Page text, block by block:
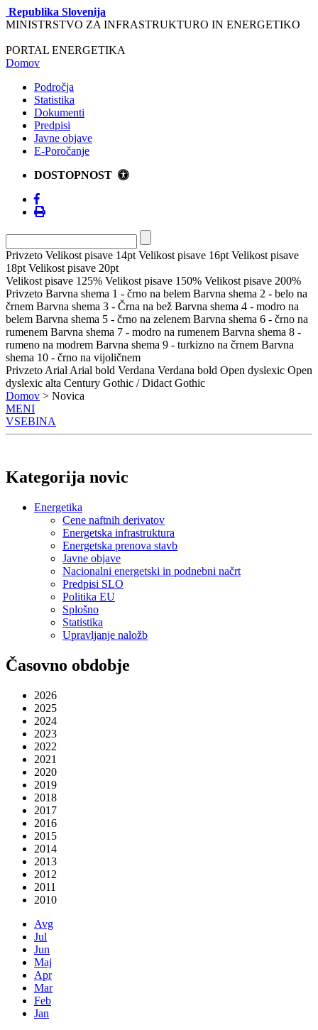
Republika Slovenija
MINISTRSTVO ZA INFRASTRUKTURO IN ENERGETIKO
PORTAL ENERGETIKA
Domov
Področja
Statistika
Dokumenti
Predpisi
Javne objave
E-Poročanje
DOSTOPNOST
Privzeto Velikost pisave 14pt Velikost pisave 16pt Velikost pisave
18pt Velikost pisave 20pt
Velikost pisave 125% Velikost pisave 150% Velikost pisave 200%
Privzeto Barvna shema 1 - črno na belem Barvna shema 2 - belo na
črnem Barvna shema 3 - Črna na bež Barvna shema 4 - modro na
belem Barvna shema 5 - črno na zelenem Barvna shema 6 - črno na
rumenem Barvna shema 7 - modro na rumenem Barvna shema 8 -
rumeno na modrem Barvna shema 9 - turkizno na črnem Barvna
shema 10 - črno na vijoličnem
Privzeto Arial Arial bold Verdana Verdana bold Open dyslexic Open
dyslexic alta Century Gothic / Didact Gothic
Domov > Novica
MENI
VSEBINA
Kategorija novic
Energetika
Cene naftnih derivatov
Energetska infrastruktura
Energetska prenova stavb
Javne objave
Nacionalni energetski in podnebni načrt
Predpisi SLO
Politika EU
Splošno
Statistika
Upravljanje naložb
Časovno obdobje
2026
2025
2024
2023
2022
2021
2020
2019
2018
2017
2016
2015
2014
2013
2012
2011
2010
Avg
Jul
Jun
Maj
Apr
Mar
Feb
Jan